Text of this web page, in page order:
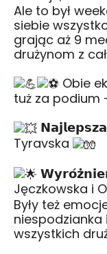
Ale to był
siebie
grając aż 9
drużynom z
Obie
tuż za podium
Tyravska
Jęczkowska i
Były też
niespodzianka
wszystkich